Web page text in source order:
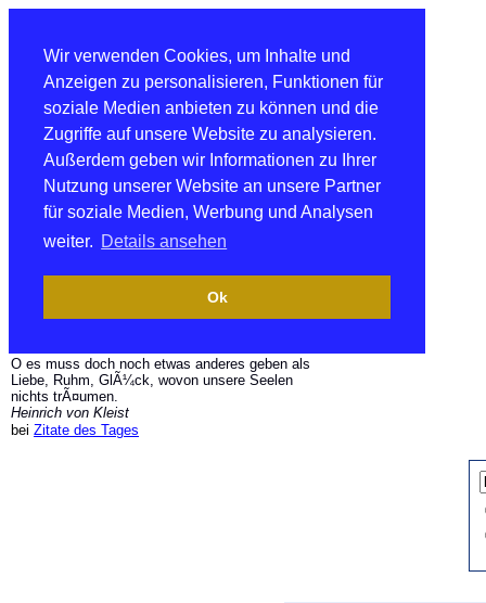
Wir verwenden Cookies, um Inhalte und
Anzeigen zu personalisieren, Funktionen für
soziale Medien anbieten zu können und die
Zugriffe auf unsere Website zu analysieren.
Außerdem geben wir Informationen zu Ihrer
Nutzung unserer Website an unsere Partner
für soziale Medien, Werbung und Analysen
weiter. Details ansehen
Ok
O es muss doch noch etwas anderes geben als
Liebe, Ruhm, GlÃ¼ck, wovon unsere Seelen
nichts trÃ¤umen.
Heinrich von Kleist
bei Zitate des Tages